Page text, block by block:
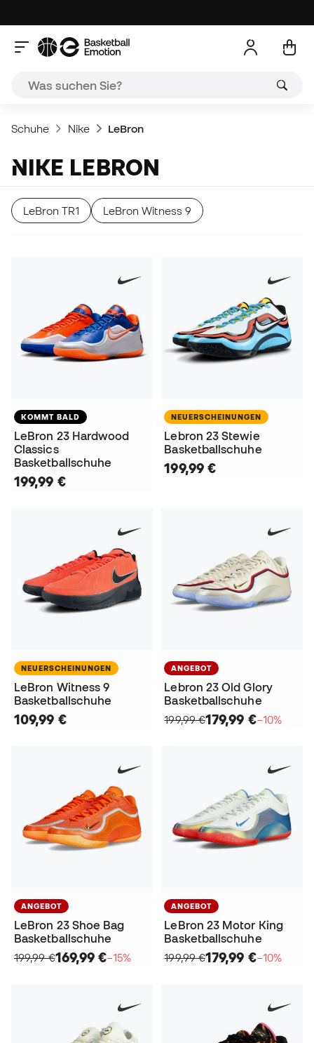
Schuhe Nike LeBron
NIKE LEBRON
LeBron TR1 LeBron Witness 9
KOMMT BALD
LeBron 23 Hardwood
Classics
Basketballschuhe
199,99 €
NEUERSCHEINUNGEN
Lebron 23 Stewie
Basketballschuhe
199,99 €
NEUERSCHEINUNGEN
LeBron Witness 9
Basketballschuhe
109,99 €
ANGEBOT
Lebron 23 Old Glory
Basketballschuhe
199,99 €179,99 €−10%
ANGEBOT
LeBron 23 Shoe Bag
Basketballschuhe
199,99 €169,99 €−15%
ANGEBOT
LeBron 23 Motor King
Basketballschuhe
199,99 €179,99 €−10%